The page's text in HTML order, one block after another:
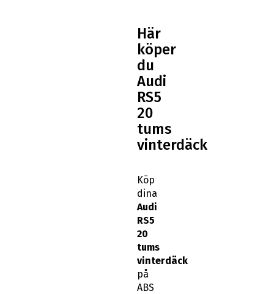
Här
köper
du
Audi
RS5
20
tums
vinterdäck
Köp
dina
Audi
RS5
20
tums
vinterdäck
på
ABS